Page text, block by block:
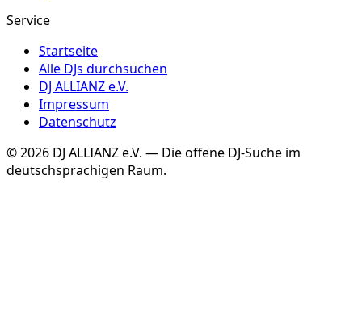
Service
Startseite
Alle DJs durchsuchen
DJ ALLIANZ e.V.
Impressum
Datenschutz
©2026 DJ ALLIANZ e.V. — Die offene DJ-Suche im
deutschsprachigen Raum.